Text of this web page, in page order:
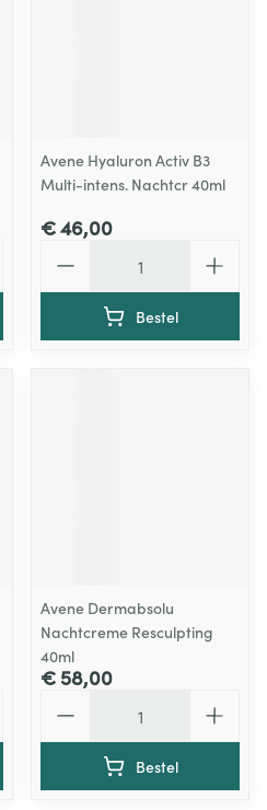
Avene Hyaluron Activ B3
Multi-intens. Nachtcr 40ml
€ 46,00
Bestel
Avene Dermabsolu
Nachtcreme Resculpting
40ml
€ 58,00
Bestel